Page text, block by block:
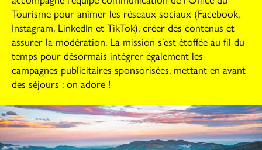
Tourisme pour animer les réseaux sociaux (Facebook,
Instagram, LinkedIn et TikTok), créer des contenus et
assurer la modération. La mission s’est étoffée au fil du
temps pour désormais intégrer également les
campagnes publicitaires sponsorisées, mettant en avant
des séjours : on adore !